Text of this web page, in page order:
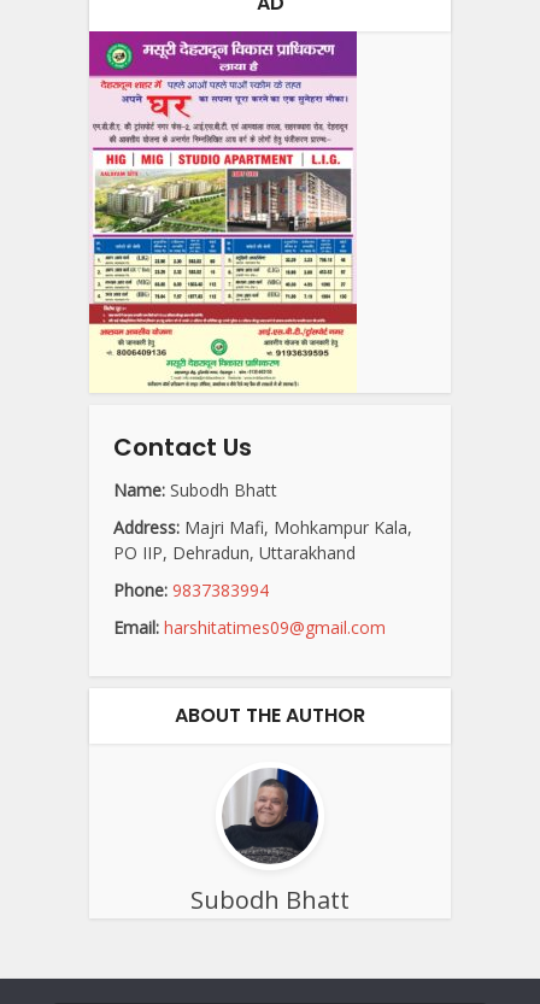
Contact Us
Name: Subodh Bhatt
Address: Majri Mafi, Mohkampur Kala,
PO IIP, Dehradun, Uttarakhand
Phone: 9837383994
Email: harshitatimes09@gmail.com
ABOUT THE AUTHOR
Subodh Bhatt